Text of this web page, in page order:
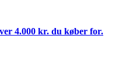
4.000 kr. du køber for.